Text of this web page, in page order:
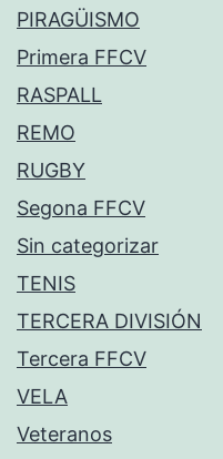
PIRAGÜISMO
Primera FFCV
RASPALL
REMO
RUGBY
Segona FFCV
Sin categorizar
TENIS
TERCERA DIVISIÓN
Tercera FFCV
VELA
Veteranos